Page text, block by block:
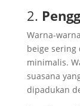
2.
Warna-
beige sering
minimalis.
suasana
dipadukan